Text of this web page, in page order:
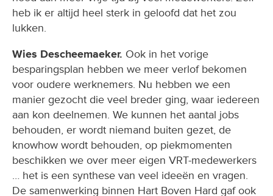
heb ik er altijd heel sterk in geloofd dat het zou
lukken.
Wies Descheemaeker. Ook in het vorige
besparingsplan hebben we meer verlof bekomen
voor oudere werknemers. Nu hebben we een
manier gezocht die veel breder ging, waar iedereen
aan kon deelnemen. We kunnen het aantal jobs
behouden, er wordt niemand buiten gezet, de
knowhow wordt behouden, op piekmomenten
beschikken we over meer eigen VRT-medewerkers
… het is een synthese van veel ideeën en vragen.
De samenwerking binnen Hart Boven Hard gaf ook